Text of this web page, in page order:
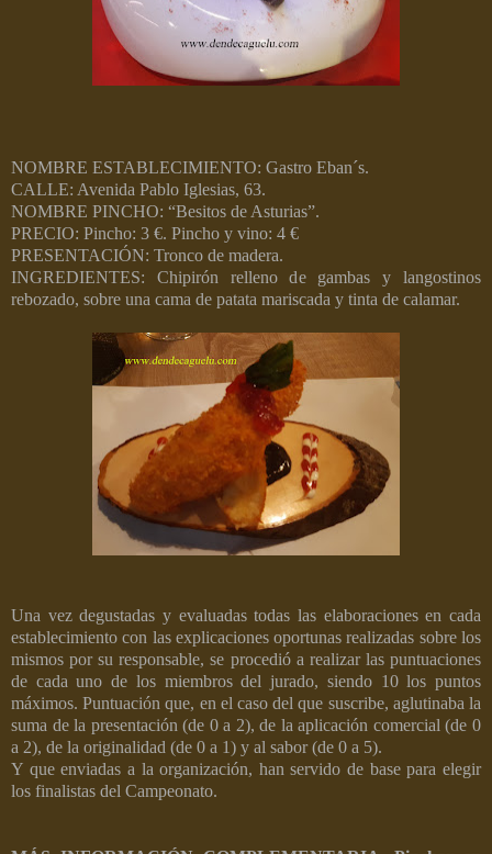
NOMBRE ESTABLECIMIENTO: Gastro Eban´s.
CALLE: Avenida Pablo Iglesias, 63.
NOMBRE PINCHO: “Besitos de Asturias”.
PRECIO: Pincho: 3 €. Pincho y vino: 4 €
PRESENTACIÓN: Tronco de madera.
INGREDIENTES: Chipirón relleno de gambas y langostinos
rebozado, sobre una cama de patata mariscada y tinta de calamar.
Una vez degustadas y evaluadas todas las elaboraciones en cada
establecimiento con las explicaciones oportunas realizadas sobre los
mismos por su responsable, se procedió a realizar las puntuaciones
de cada uno de los miembros del jurado, siendo 10 los puntos
máximos. Puntuación que, en el caso del que suscribe, aglutinaba la
suma de la presentación (de 0 a 2), de la aplicación comercial (de 0
a 2), de la originalidad (de 0 a 1) y al sabor (de 0 a 5).
Y que enviadas a la organización, han servido de base para elegir
los finalistas del Campeonato.